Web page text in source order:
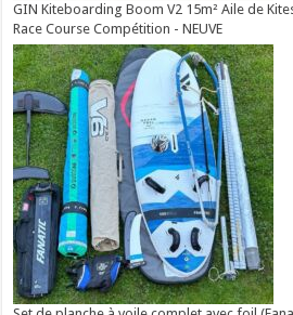
GIN Kiteboarding Boom V2 15m² Aile de
Race Course Compétition - NEUVE